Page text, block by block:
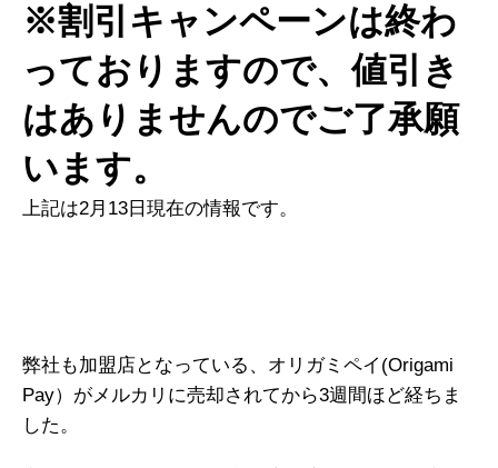
※割引キャンペーンは終わ
っておりますので、値引き
はありませんのでご了承願
います。
上記は2月13日現在の情報です。
弊社も加盟店となっている、オリガミペイ(Origami
Pay）がメルカリに売却されてから3週間ほど経ちま
した。